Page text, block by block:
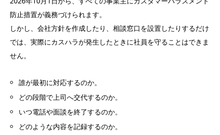
防止措置が義務づけられます。
しかし、会社方針を作成したり、相談窓口を設置したりするだけ
では、実際にカスハラが発生したときに社員を守ることはできま
せん。
誰が最初に対応するのか。
どの段階で上司へ交代するのか。
いつ電話や面談を終了するのか。
どのような内容を記録するのか。